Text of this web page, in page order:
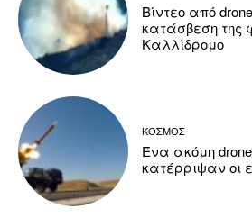
Βίντεο από
κατάσβεση της
Καλλίδρομο
ΚΟΣΜΟΣ
Ένα ακόμη
κατέρριψαν οι